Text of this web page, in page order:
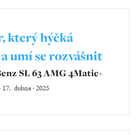
který hýčká
umí se rozvášnit
SL 63 AMG 4Matic+
17. dubna ‧ 2025